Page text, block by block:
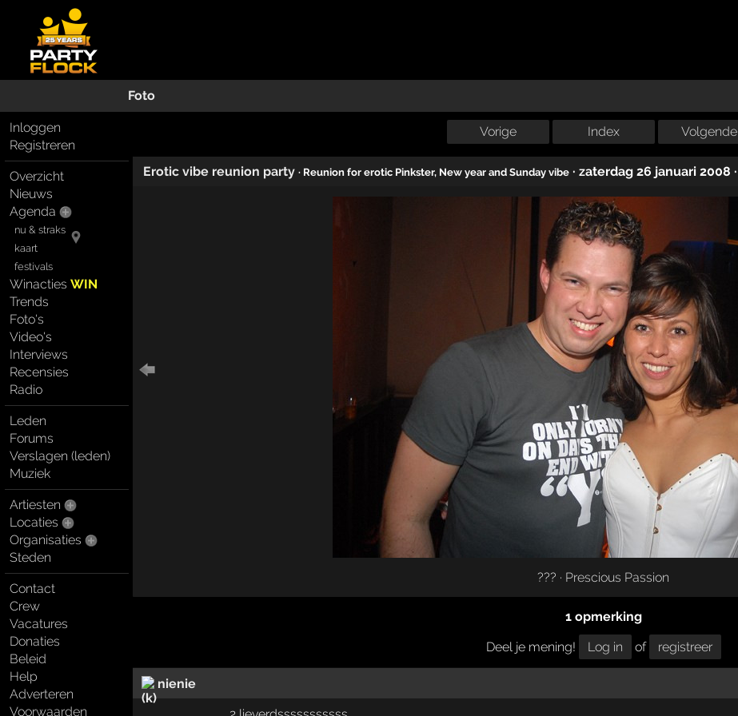
Foto
Inloggen
Registreren
Overzicht
Nieuws
Agenda
nu & straks
kaart
festivals
WinactiesWIN
Trends
Foto's
Video's
Interviews
Recensies
Radio
Leden
Forums
Verslagen (leden)
Muziek
Artiesten
Locaties
Organisaties
Steden
Contact
Crew
Vacatures
Donaties
Beleid
Help
Adverteren
Voorwaarden
Vorige Index Volgende
Erotic vibe reunion party · Reunion for erotic Pinkster, New year and Sunday vibe · zaterdag 26 januari 2008 ·
??? · Prescious Passion
1 opmerking
Deel je mening!
Log in of registreer
nienie